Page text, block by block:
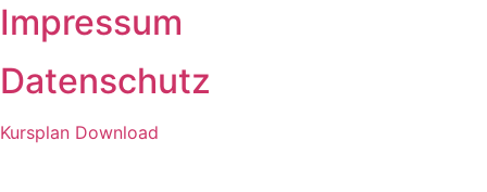
Impressum
Datenschutz
Kursplan Download